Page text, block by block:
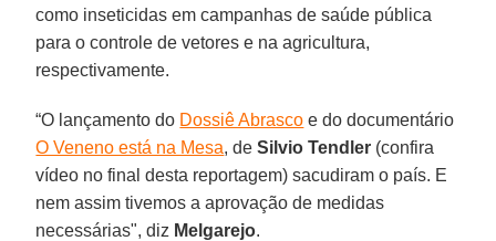
como inseticidas em campanhas de saúde pública
para o controle de vetores e na agricultura,
respectivamente.
“O lançamento do Dossiê Abrasco e do documentário
O Veneno está na Mesa, deSilvio Tendler (confira
vídeo no final desta reportagem) sacudiram o país. E
nem assim tivemos a aprovação de medidas
necessárias", diz Melgarejo.